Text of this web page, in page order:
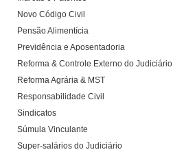
Novo Código Civil
Pensão Alimentícia
Previdência e Aposentadoria
Reforma & Controle Externo do Judiciário
Reforma Agrária & MST
Responsabilidade Civil
Sindicatos
Súmula Vinculante
Super-salários do Judiciário